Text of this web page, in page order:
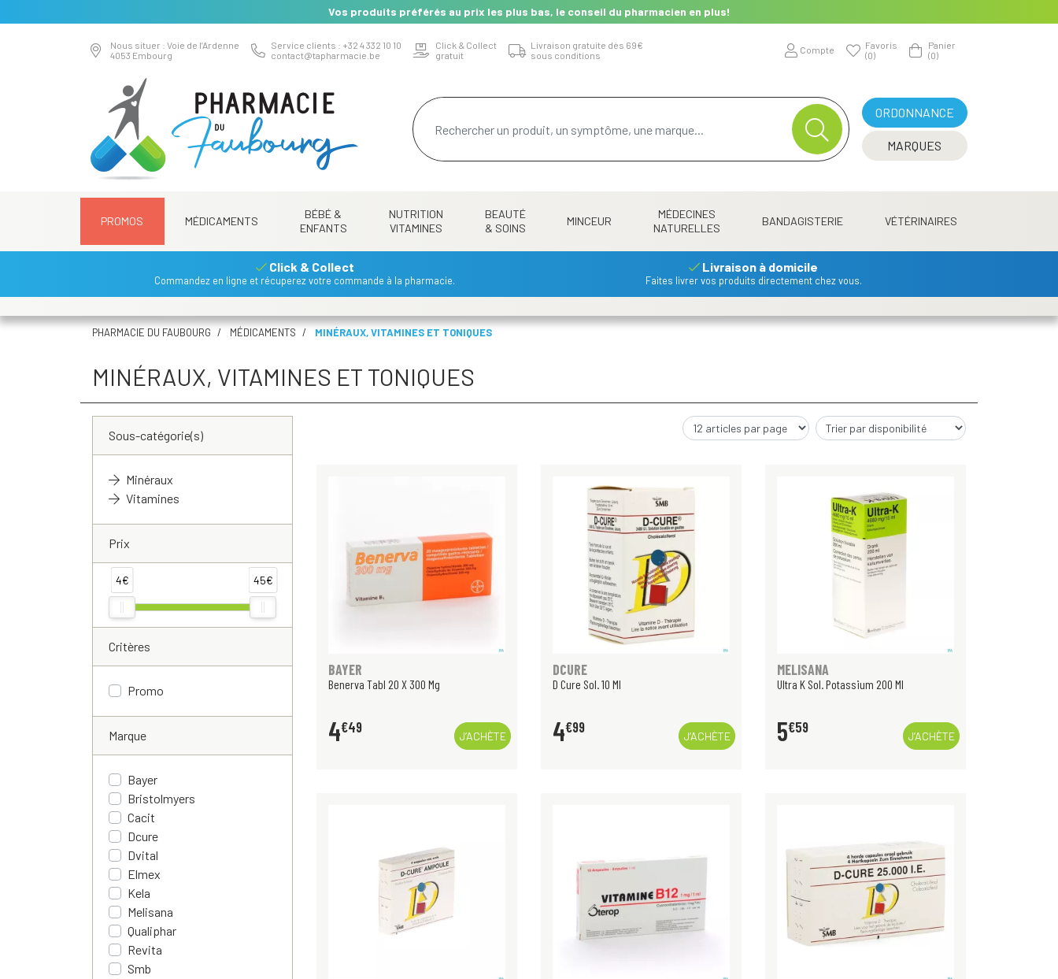
Vos produits préférés au prix les plus bas, le conseil du pharmacien en plus!
Nous situer : Voie de l’Ardenne
4053 Embourg
Service clients : +32 4 332 10 10
contact@tapharmacie.be
Click & Collect
gratuit
Livraison gratuite dès 69€
sous conditions
Compte
Favoris
(0)
Panier
(0)
ORDONNANCE
MARQUES
PROMOS MÉDICAMENTS
BÉBÉ &
ENFANTS
NUTRITION
VITAMINES
BEAUTÉ
& SOINS
MINCEUR
MÉDECINES
NATURELLES
BANDAGISTERIE VÉTÉRINAIRES
Click & Collect
Commandez en ligne et récuperez votre commande à la pharmacie.
Livraison à domicile
Faites livrer vos produits directement chez vous.
PHARMACIE DU FAUBOURG MÉDICAMENTS MINÉRAUX, VITAMINES ET TONIQUES
MINÉRAUX, VITAMINES ET TONIQUES
Sous-catégorie(s)
Minéraux
Vitamines
Prix
4€ 45€
Critères
Promo
Marque
Bayer
Bristolmyers
Cacit
Dcure
Dvital
Elmex
Kela
Melisana
Qualiphar
Revita
Smb
BAYER
Benerva Tabl 20 X 300 Mg
4€49
J’ACHÈTE
DCURE
D Cure Sol. 10 Ml
4€99
J’ACHÈTE
MELISANA
Ultra K Sol. Potassium 200 Ml
5€59
J’ACHÈTE